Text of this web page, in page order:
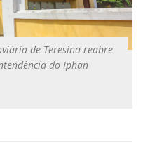
de Teresina reabre
do Iphan